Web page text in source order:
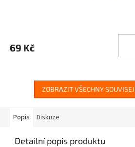
69 Kč
ZOBRAZIT VŠECHNY
Popis Diskuze
Detailní popis produktu